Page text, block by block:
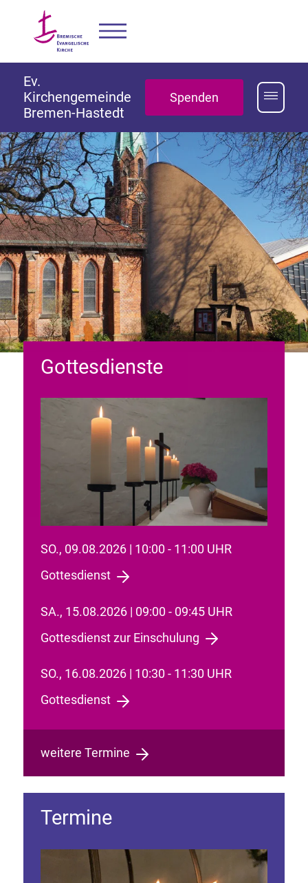
Ev.
Kirchengemeinde
Bremen-Hastedt
Spenden
Gottesdienste
SO., 09.08.2026 | 10:00 - 11:00 UHR
Gottesdienst
SA., 15.08.2026 | 09:00 - 09:45 UHR
Gottesdienst zur Einschulung
SO., 16.08.2026 | 10:30 - 11:30 UHR
Gottesdienst
weitere Termine
Termine